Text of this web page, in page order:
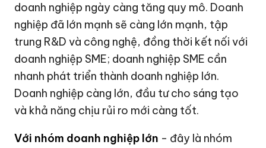
doanh nghiệp ngày càng tăng quy mô. Doanh
nghiệp đã lớn mạnh sẽ càng lớn mạnh, tập
trung R&D và công nghệ, đồng thời kết nối với
doanh nghiệp SME; doanh nghiệp SME cần
nhanh phát triển thành doanh nghiệp lớn.
Doanh nghiệp càng lớn, đầu tư cho sáng tạo
và khả năng chịu rủi ro mới càng tốt.
Với nhóm doanh nghiệp lớn - đây là nhóm